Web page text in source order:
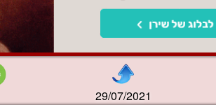
29/07/2021